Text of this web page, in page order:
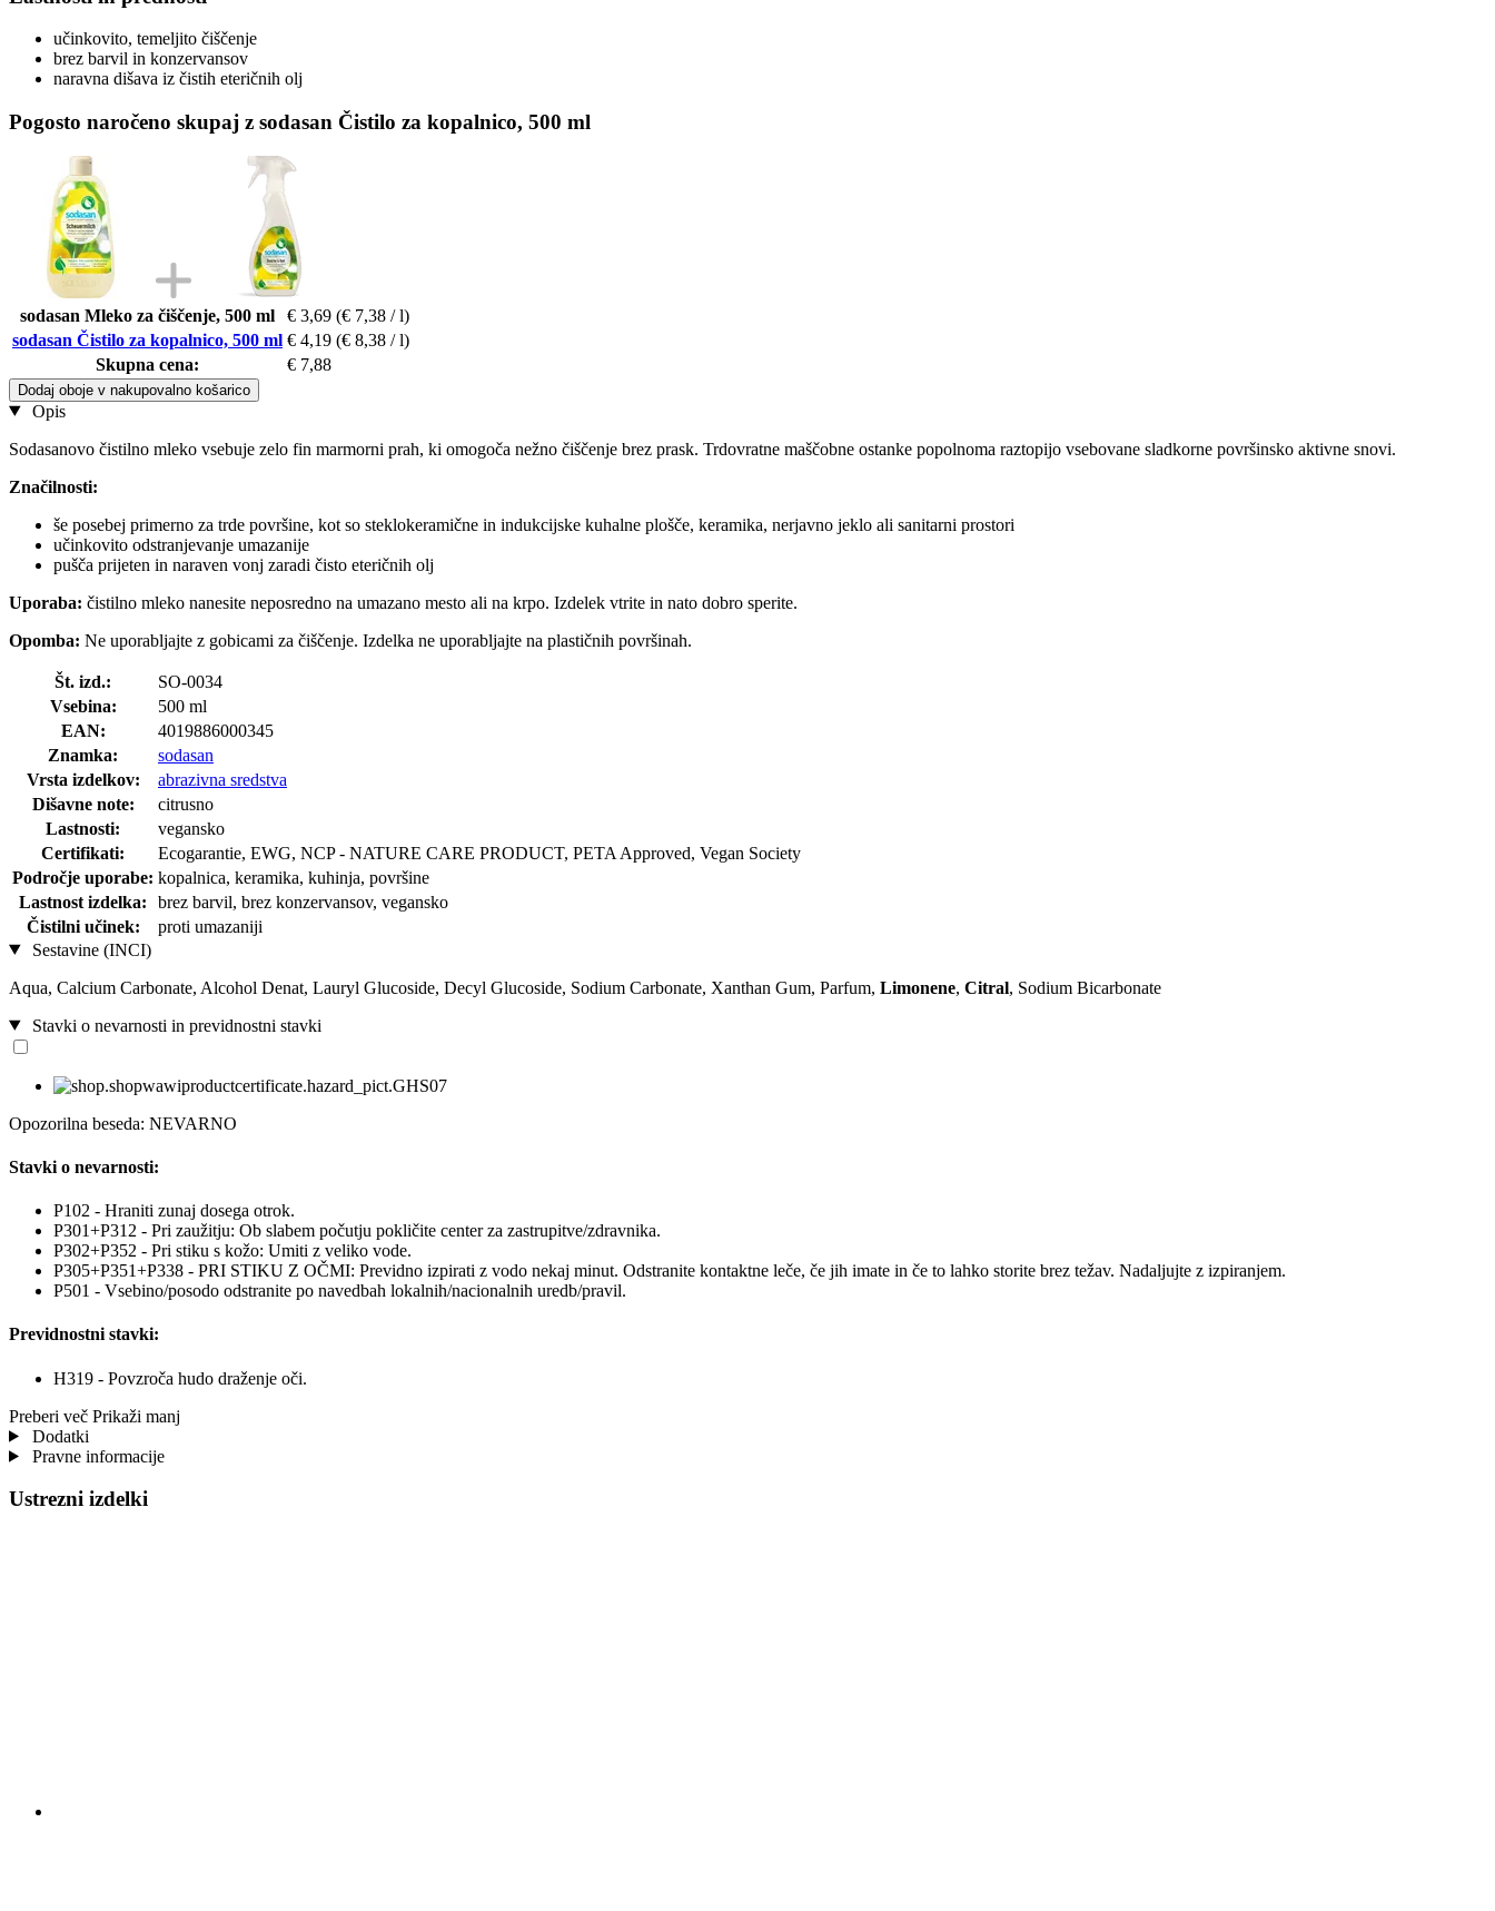
učinkovito, temeljito čiščenje
brez barvil in konzervansov
naravna dišava iz čistih eteričnih olj
Pogosto naročeno skupaj z sodasan Čistilo za kopalnico, 500 ml
sodasan Mleko za čiščenje, 500 ml € 3,69 (€ 7,38 / l)
sodasan Čistilo za kopalnico, 500 ml € 4,19 (€ 8,38 / l)
Skupna cena:
€ 7,88
Dodaj oboje v nakupovalno košarico
Opis
Sodasanovo čistilno mleko vsebuje zelo fin marmorni prah, ki omogoča nežno čiščenje brez prask. Trdovratne maščobne ostanke popolnoma raztopijo vsebovane sladkorne površinsko aktivne snovi.
Značilnosti:
še posebej primerno za trde površine, kot so steklokeramične in indukcijske kuhalne plošče, keramika, nerjavno jeklo ali sanitarni prostori
učinkovito odstranjevanje umazanije
pušča prijeten in naraven vonj zaradi čisto eteričnih olj
Uporaba: čistilno mleko nanesite neposredno na umazano mesto ali na krpo. Izdelek vtrite in nato dobro sperite.
Opomba: Ne uporabljajte z gobicami za čiščenje. Izdelka ne uporabljajte na plastičnih površinah.
Št. izd.:
SO-0034
Vsebina:
500 ml
EAN:
4019886000345
Znamka:
sodasan
Vrsta izdelkov:
abrazivna sredstva
Dišavne note:
citrusno
Lastnosti:
vegansko
Certifikati:
Ecogarantie, EWG, NCP - NATURE CARE PRODUCT, PETA Approved, Vegan Society
Področje uporabe: kopalnica, keramika, kuhinja, površine
Lastnost izdelka:
brez barvil, brez konzervansov, vegansko
Čistilni učinek:
proti umazaniji
Sestavine (INCI)
Aqua, Calcium Carbonate, Alcohol Denat, Lauryl Glucoside, Decyl Glucoside, Sodium Carbonate, Xanthan Gum, Parfum, Limonene, Citral, Sodium Bicarbonate
Stavki o nevarnosti in previdnostni stavki
Opozorilna beseda: NEVARNO
Stavki o nevarnosti:
P102 - Hraniti zunaj dosega otrok.
P301+P312 - Pri zaužitju: Ob slabem počutju pokličite center za zastrupitve/zdravnika.
P302+P352 - Pri stiku s kožo: Umiti z veliko vode.
P305+P351+P338 - PRI STIKU Z OČMI: Previdno izpirati z vodo nekaj minut. Odstranite kontaktne leče, če jih imate in če to lahko storite brez težav. Nadaljujte z izpiranjem.
P501 - Vsebino/posodo odstranite po navedbah lokalnih/nacionalnih uredb/pravil.
Previdnostni stavki:
H319 - Povzroča hudo draženje oči.
Preberi več Prikaži manj
Dodatki
Pravne informacije
Ustrezni izdelki